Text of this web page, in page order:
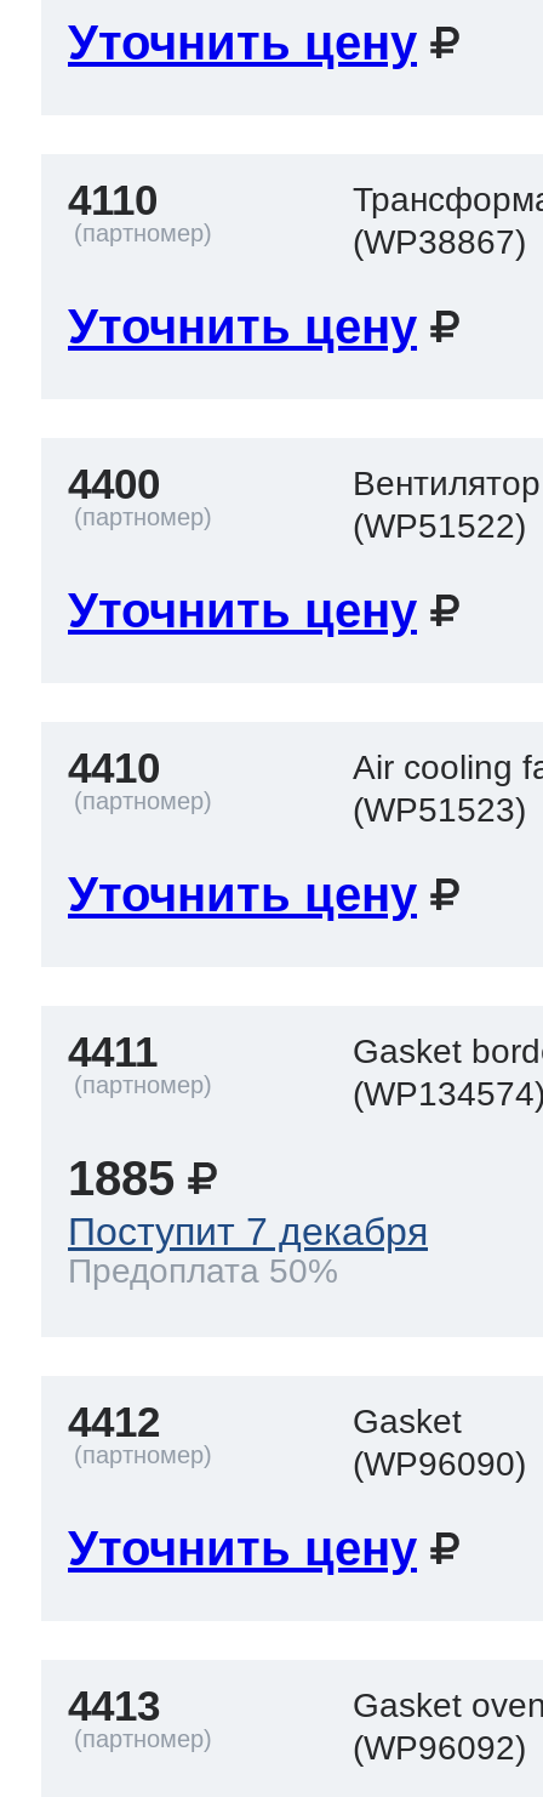
Уточнить цену
4110
(WP38867)
Уточнить цену
4400
(WP51522)
Уточнить цену
4410
Air cooling
(WP51523)
Уточнить цену
4411
Gasket
1885
Поступит 7 декабря
Предоплата 50%
4412
Gasket
(WP96090)
Уточнить цену
4413
Gasket
(WP96092)